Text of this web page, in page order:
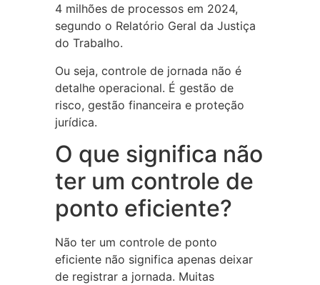
4 milhões de processos em 2024,
segundo o Relatório Geral da Justiça
do Trabalho.
Ou seja, controle de jornada não é
detalhe operacional. É gestão de
risco, gestão financeira e proteção
jurídica.
O que significa não
ter um controle de
ponto eficiente?
Não ter um controle de ponto
eficiente não significa apenas deixar
de registrar a jornada. Muitas